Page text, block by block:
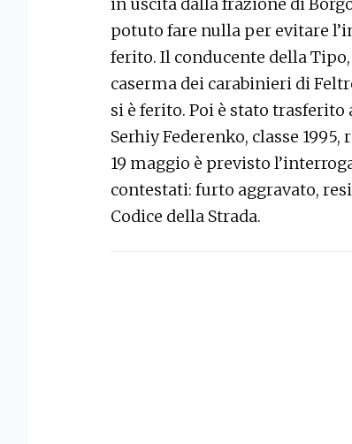
in uscita dalla frazione di
potuto fare nulla per evitare
ferito. Il conducente della
caserma dei carabinieri di
si è ferito. Poi è stato trasferito
Serhiy Federenko, classe
19 maggio è previsto
contestati: furto aggravato,
Codice della Strada.